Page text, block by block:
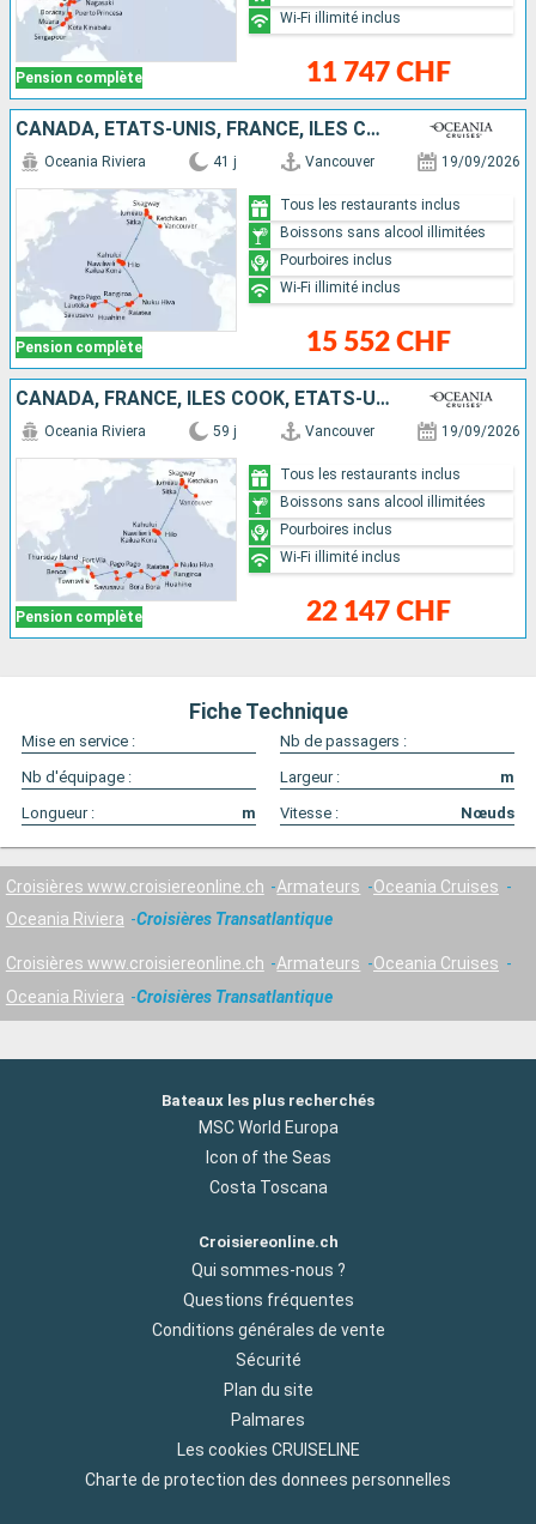
Pension complète 11 747 CHF
Wi-Fi illimité inclus
CANADA, ÉTATS-UNIS, FRANCE, ÎLES COOK, FIDJI (ÎLES)
Pension complète
Oceania Riviera 41 j Vancouver 19/09/2026
15 552 CHF
Tous les restaurants inclus
Boissons sans alcool illimitées
Pourboires inclus
Wi-Fi illimité inclus
CANADA, FRANCE, ÎLES COOK, ÉTATS-UNIS, FIDJI (ÎLES), VANUATU, AUSTRALIE, INDONÉSIE
Pension complète
Oceania Riviera 59 j Vancouver 19/09/2026
22 147 CHF
Tous les restaurants inclus
Boissons sans alcool illimitées
Pourboires inclus
Wi-Fi illimité inclus
Fiche Technique
Mise en service :
Nb de passagers :
Nb d'équipage :
Largeur :
m
Longueur :
m Vitesse : Nœuds
Croisières www.croisiereonline.ch Armateurs
Oceania Cruises
Oceania Riviera
Croisières Transatlantique
Croisières www.croisiereonline.ch Armateurs
Oceania Cruises
Oceania Riviera
Croisières Transatlantique
Bateaux les plus recherchés
MSC World Europa
Icon of the Seas
Costa Toscana
Croisiereonline.ch
Qui sommes-nous ?
Questions fréquentes
Conditions générales de vente
Sécurité
Plan du site
Palmares
Les cookies CRUISELINE
Charte de protection des donnees personnelles